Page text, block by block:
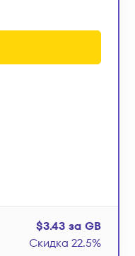
$3.43 за GB
Скидка 22.5%